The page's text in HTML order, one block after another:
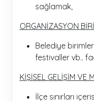
sağlamak,
ORGANİZASYON
Belediye
festivaller vb..
KİŞİSEL GELİŞİM VE
İlçe sınırları